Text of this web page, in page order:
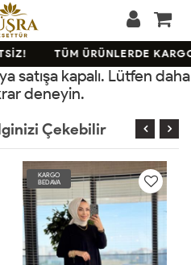
TÜM ÜRÜNLERDE
satışa kapalı. Lütfen daha
deneyin.
Çekebilir
KARGO
BEDAVA